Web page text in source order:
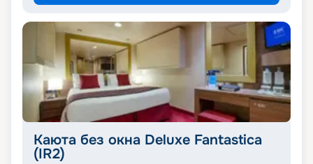
Каюта без окна Deluxe Fantastica
(IR2)